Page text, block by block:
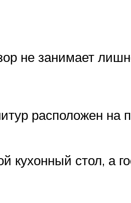
не занимает
расположен на
стол, а